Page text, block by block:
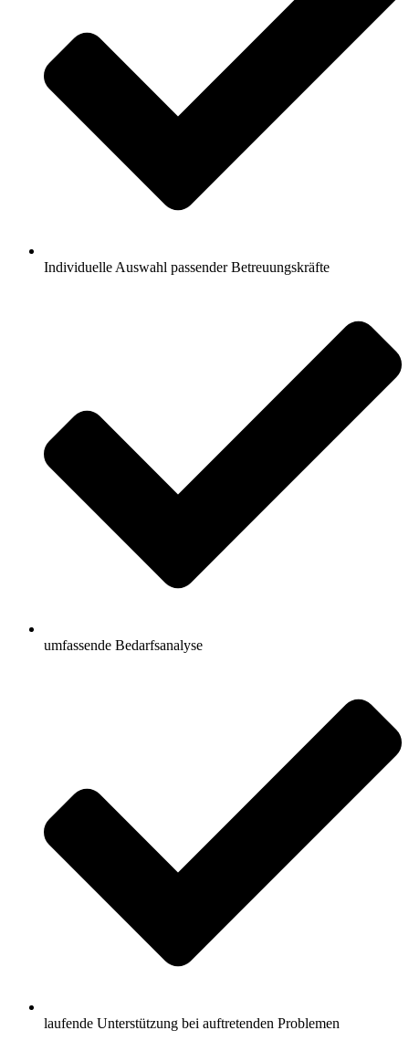
Individuelle Auswahl passender Betreuungskräfte
umfassende Bedarfsanalyse
laufende Unterstützung bei auftretenden Problemen